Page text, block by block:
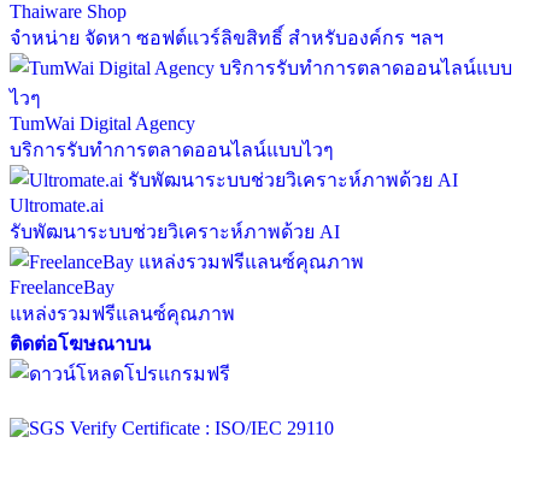
Thaiware Shop
จำหน่าย จัดหา ซอฟต์แวร์ลิขสิทธิ์ สำหรับองค์กร ฯลฯ
TumWai Digital Agency
บริการรับทำการตลาดออนไลน์แบบไวๆ
Ultromate.ai
รับพัฒนาระบบช่วยวิเคราะห์ภาพด้วย AI
FreelanceBay
แหล่งรวมฟรีแลนซ์คุณภาพ
ติดต่อโฆษณาบน